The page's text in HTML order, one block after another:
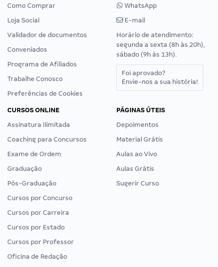
Como Comprar
Loja Social
Validador de documentos
Conveniados
Programa de Afiliados
Trabalhe Conosco
Preferências de Cookies
WhatsApp
E-mail
Horário de atendimento:
segunda a sexta (8h às 20h),
sábado (9h às 13h).
Foi aprovado?
Envie-nos a sua história!
CURSOS ONLINE
Assinatura Ilimitada
Coaching para Concursos
Exame de Ordem
Graduação
Pós-Graduação
Cursos por Concurso
Cursos por Carreira
Cursos por Estado
Cursos por Professor
Oficina de Redação
PÁGINAS ÚTEIS
Depoimentos
Material Grátis
Aulas ao Vivo
Aulas Grátis
Sugerir Curso